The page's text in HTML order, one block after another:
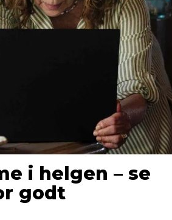
i helgen – se
godt